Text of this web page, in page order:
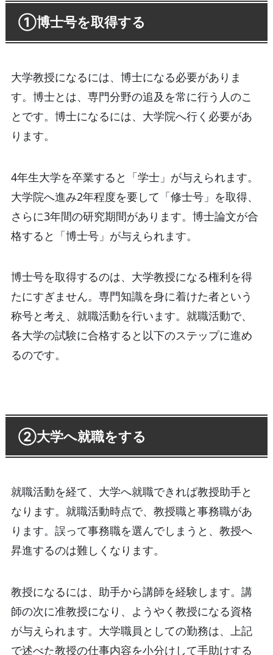
①博士号を取得する
大学教授になるには、博士になる必要がありま
す。博士とは、専門分野の追及を常に行う人のこ
とです。博士になるには、大学院へ行く必要があ
ります。
4年生大学を卒業すると「学士」が与えられます。
大学院へ進み2年程度を要して「修士号」を取得、
さらに3年間の研究期間があります。博士論文が合
格すると「博士号」が与えられます。
博士号を取得するのは、大学教授になる権利を得
たにすぎません。専門知識を身に着けた者という
称号と考え、就職活動を行います。就職活動で、
各大学の試験に合格すると以下のステップに進め
るのです。
②大学へ就職をする
就職活動を経て、大学へ就職できれば教授助手と
なります。就職活動時点で、教授職と事務職があ
ります。誤って事務職を選んでしまうと、教授へ
昇進するのは難しくなります。
教授になるには、助手から講師を経験します。講
師の次に准教授になり、ようやく教授になる資格
が与えられます。大学職員としての勤務は、上記
で述べた教授の仕事内容を小分けして手助けする